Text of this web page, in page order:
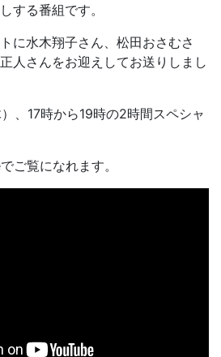
する番組です。
に水木翔子さん、松田おさむさ
人さんをお迎えしてお送りしまし
、17時から19時の2時間スペシャ
ご覧になれます。